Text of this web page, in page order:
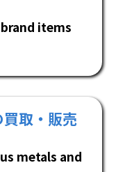
items
取・販売
metals and